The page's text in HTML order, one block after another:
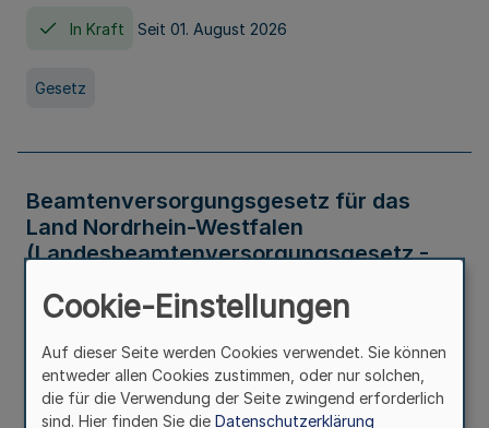
In Kraft Seit 01. August 2026
Gesetz
Beamtenversorgungsgesetz für das
Land Nordrhein-Westfalen
(Landesbeamtenversorgungsgesetz -
Gesetz
Cookie-Einstellungen
Auf dieser Seite werden Cookies verwendet. Sie können
entweder allen Cookies zustimmen, oder nur solchen,
die für die Verwendung der Seite zwingend erforderlich
sind. Hier finden Sie die Datenschutzerklärung